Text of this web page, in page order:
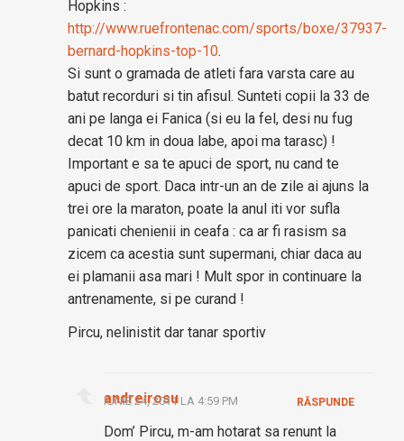
Hopkins :
http://www.ruefrontenac.com/sports/boxe/37937-
bernard-hopkins-top-10.
Si sunt o gramada de atleti fara varsta care au
batut recorduri si tin afisul. Sunteti copii la 33 de
ani pe langa ei Fanica (si eu la fel, desi nu fug
decat 10 km in doua labe, apoi ma tarasc) !
Important e sa te apuci de sport, nu cand te
apuci de sport. Daca intr-un an de zile ai ajuns la
trei ore la maraton, poate la anul iti vor sufla
panicati chenienii in ceafa : ca ar fi rasism sa
zicem ca acestia sunt supermani, chiar daca au
ei plamanii asa mari ! Mult spor in continuare la
antrenamente, si pe curand !
Pircu, nelinistit dar tanar sportiv
andreirosu
IUNIE 24, 2011 LA 4:59 PM
Dom’ Pircu, m-am hotarat sa renunt la
RĂSPUNDE